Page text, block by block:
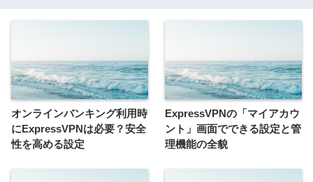
オンラインバンキング利用時
にExpressVPNは必要？安全
性を高める設定
ExpressVPNの「マイアカウ
ント」画面でできる設定と管
理機能の全貌